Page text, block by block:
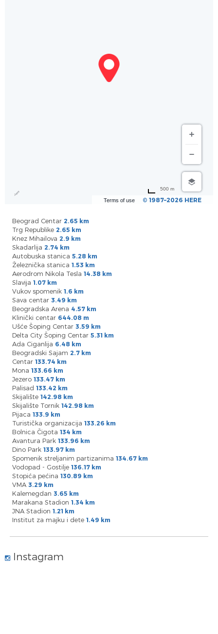
Terms of use © 1987–2026 HERE
500 m
Beograd Centar 2.65 km
Trg Republike 2.65 km
Knez Mihailova 2.9 km
Skadarlija 2.74 km
Autobuska stanica 5.28 km
Železnička stanica 1.53 km
Aerodrom Nikola Tesla 14.38 km
Slavija 1.07 km
Vukov spomenik 1.6 km
Sava centar 3.49 km
Beogradska Arena 4.57 km
Klinički centar 644.08 m
Ušće Šoping Centar 3.59 km
Delta City Šoping Centar 5.31 km
Ada Ciganlija 6.48 km
Beogradski Sajam 2.7 km
Centar 133.74 km
Mona 133.66 km
Jezero 133.47 km
Palisad 133.42 km
Skijalište 142.98 km
Skijalište Tornik 142.98 km
Pijaca 133.9 km
Turistička organizacija 133.26 km
Bolnica Čigota 134 km
Avantura Park 133.96 km
Dino Park 133.97 km
Spomenik streljanim partizanima 134.67 km
Vodopad - Gostilje 136.17 km
Stopića pećina 130.89 km
VMA 3.29 km
Kalemegdan 3.65 km
Marakana Stadion 1.34 km
JNA Stadion 1.21 km
Institut za majku i dete 1.49 km
Instagram